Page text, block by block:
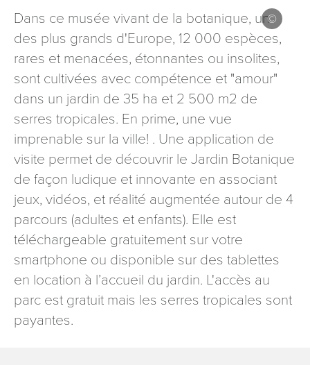
Dans ce musée vivant de la botanique, un
des plus grands d'Europe, 12 000 espèces,
rares et menacées, étonnantes ou insolites,
sont cultivées avec compétence et "amour"
dans un jardin de 35 ha et 2 500 m2 de
serres tropicales. En prime, une vue
imprenable sur la ville! . Une application de
visite permet de découvrir le Jardin Botanique
de façon ludique et innovante en associant
jeux, vidéos, et réalité augmentée autour de 4
parcours (adultes et enfants). Elle est
téléchargeable gratuitement sur votre
smartphone ou disponible sur des tablettes
en location à l’accueil du jardin. L'accès au
parc est gratuit mais les serres tropicales sont
payantes.
signé accompagné de la copie d’un titre d’identité à
l’adresse suivante : Meurthe & Moselle Tourisme - 48
esplanade Jacques-Baudot CO 90019 54035 NANCY
cedex
reCAPTCHA